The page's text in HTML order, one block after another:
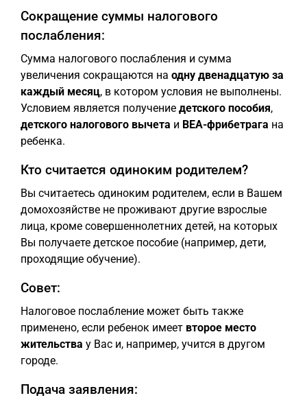
Сокращение суммы налогового
послабления:
Сумма налогового послабления и сумма
увеличения сокращаются на одну двенадцатую за
каждый месяц, в котором условия не выполнены.
Условием является получение детского пособия,
детского налогового вычета и BEA-фрибетрага на
ребенка.
Кто считается одиноким родителем?
Вы считаетесь одиноким родителем, если в Вашем
домохозяйстве не проживают другие взрослые
лица, кроме совершеннолетних детей, на которых
Вы получаете детское пособие (например, дети,
проходящие обучение).
Совет:
Налоговое послабление может быть также
применено, если ребенок имеет второе место
жительства у Вас и, например, учится в другом
городе.
Подача заявления: